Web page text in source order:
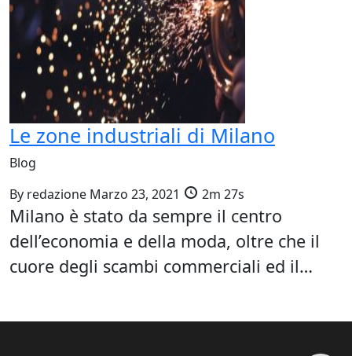
Le zone industriali di Milano
Blog
By redazione Marzo 23, 2021 2m 27s
Milano è stato da sempre il centro
dell’economia e della moda, oltre che il
cuore degli scambi commerciali ed il…